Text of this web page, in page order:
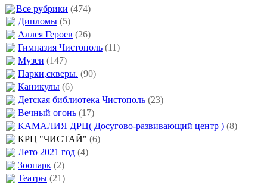
Все рубрики (474)
Дипломы (5)
Аллея Героев (26)
Гимназия Чистополь (11)
Музеи (147)
Парки,скверы. (90)
Каникулы (6)
Детская библиотека Чистополь (23)
Вечный огонь (17)
КАМАЛИЯ ДРЦ( Досугово-развивающий центр ) (8)
КРЦ "ЧИСТАЙ" (6)
Лето 2021 год (4)
Зоопарк (2)
Театры (21)